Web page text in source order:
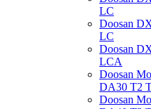
LC
Doosan
LC
Doosan
LCA
Doosan
DA30 T2
Doosan